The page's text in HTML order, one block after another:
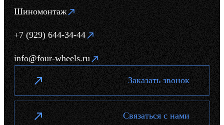
Шиномонтаж
+7 (929) 644-34-44
info@four-wheels.ru
Заказать звонок
Связаться с нами